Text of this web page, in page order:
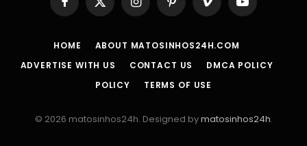
Facebook
X
(Twitter)
InstagramPinterestVimeo YouTube
HOME
ABOUT MATOSINHOS24H.COM
ADVERTISE WITH US
CONTACT US
DMCA POLICY
POLICY
TERMS OF USE
© 2026 matosinhos24h. Designed bymatosinhos24h.